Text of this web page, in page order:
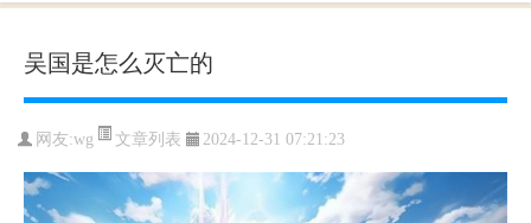
吴国是怎么灭亡的
网友:wg 文章列表 2024-12-31 07:21:23